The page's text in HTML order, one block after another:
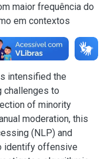
maior frequência do
em contextos
intensified the
challenges to
of minority
moderation, this
(NLP) and
identify offensive